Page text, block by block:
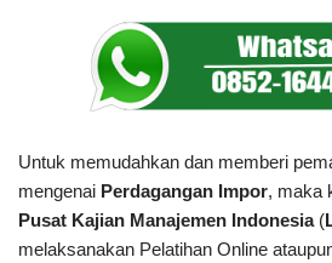
Untuk memudahkan dan memberi
mengenai Perdagangan Impor, maka
Pusat Kajian Manajemen Indonesia(
melaksanakan Pelatihan Online